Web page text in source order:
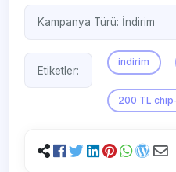
Kampanya Türü: İndirim
Etiketler:
indirim
200 TL